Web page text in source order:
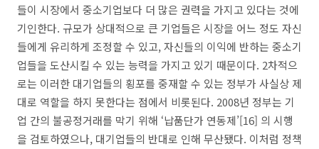
들이 시장에서 중소기업보다 더 많은 권력을 가지고 있다는 것에
기인한다. 규모가 상대적으로 큰 기업들은 시장을 어느 정도 자신
들에게 유리하게 조정할 수 있고, 자신들의 이익에 반하는 중소기
업들을 도산시킬 수 있는 능력을 가지고 있기 때문이다. 2차적으
로는 이러한 대기업들의 횡포를 중재할 수 있는 정부가 사실상 제
대로 역할을 하지 못한다는 점에서 비롯된다. 2008년 정부는 기
업 간의 불공정거래를 막기 위해 ‘납품단가 연동제’[16] 의 시행
을 검토하였으나, 대기업들의 반대로 인해 무산됐다. 이처럼 정책